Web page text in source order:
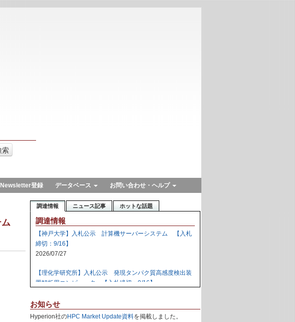
登録 データベース お問い合わせ・ヘルプ
調達情報 ニュース記事 ホットな話題
調達情報
【神戸大学】入札公示 計算機サーバーシステム 【入札
締切：9/16】
2026/07/27
【理化学研究所】入札公示 発現タンパク質高感度検出装
置解析用コンピュータ 【入札締切：9/16】
【日本原子力研究開発機構】資料招請 ＧＰＵ計算機シス
お知らせ
Hyperion社のHPC Market Update資料を掲載しました。